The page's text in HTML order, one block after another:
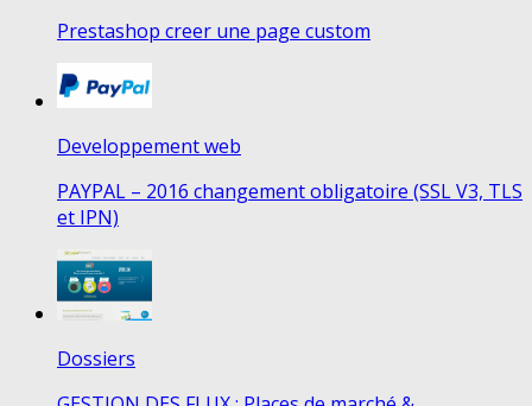
Prestashop creer une page custom
Developpement web
PAYPAL – 2016 changement obligatoire (SSL V3, TLS
et IPN)
Dossiers